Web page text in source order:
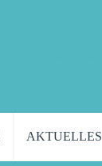
AKTUELLES